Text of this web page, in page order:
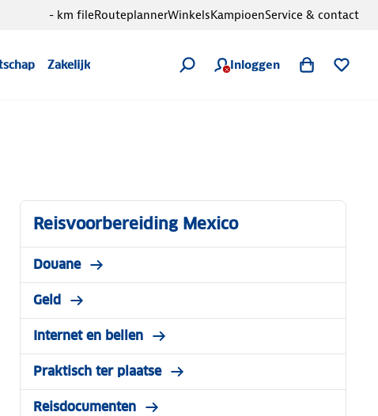
Zakelijk Inloggen
- km fileRouteplannerWinkelsKampioenService & contact
Reisvoorbereiding Mexico
Douane
Geld
Internet en bellen
Praktisch ter plaatse
Reisdocumenten